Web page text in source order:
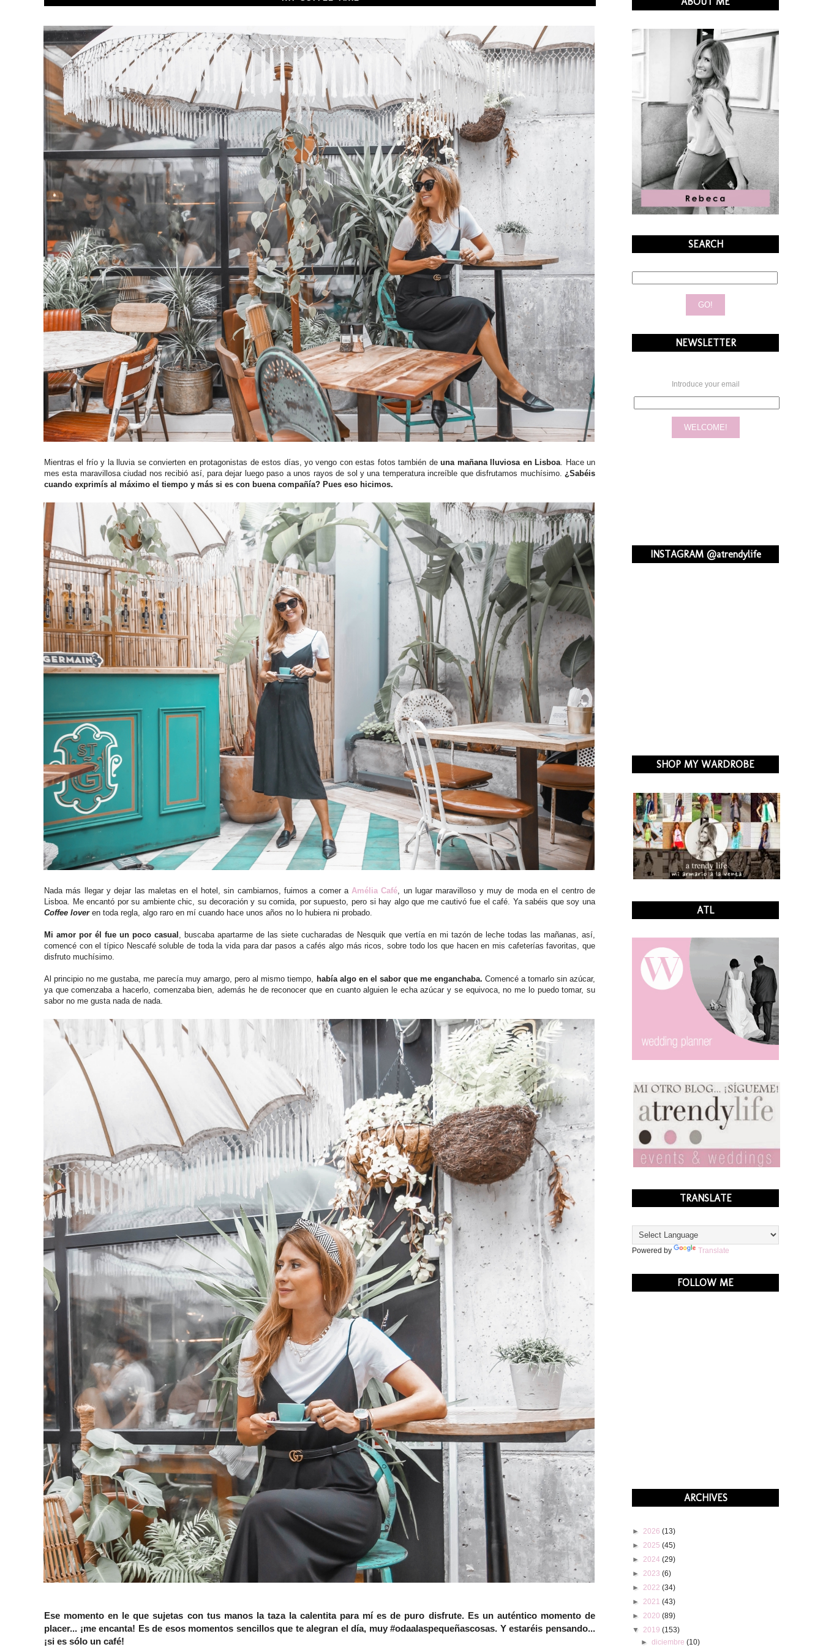
Mientras el frío y la lluvia se convierten en protagonistas de estos días, yo vengo con estas fotos también deuna mañana lluviosa en Lisboa. Hace un
mes esta maravillosa ciudad nos recibió así, para dejar luego paso a unos rayos de sol y una temperatura increíble que disfrutamos muchísimo. ¿Sabéis
cuando exprimís al máximo el tiempo y más si es con buena compañía? Pues eso hicimos.
Nada más llegar y dejar las maletas en el hotel, sin cambiarnos, fuimos a comer aAmélia Café, un lugar maravilloso y muy de moda en el centro de
Lisboa. Me encantó por su ambiente chic, su decoración y su comida, por supuesto, pero si hay algo que me cautivó fue el café. Ya sabéis que soy una
Coffee loveren toda regla, algo raro en mí cuando hace unos años no lo hubiera ni probado.
Mi amor por él fue un poco casual , buscaba apartarme de las siete cucharadas de Nesquik que vertía en mi tazón de leche todas las mañanas, así,
comencé con el típico Nescafé soluble de toda la vida para dar pasos a cafés algo más ricos, sobre todo los que hacen en mis cafeterías favoritas, que
disfruto muchísimo.
Al principio no me gustaba, me parecía muy amargo, pero al mismo tiempo, había algo en el sabor que me enganchaba. Comencé a tomarlo sin azúcar,
ya que comenzaba a hacerlo, comenzaba bien, además he de reconocer que en cuanto alguien le echa azúcar y se equivoca, no me lo puedo tomar, su
sabor no me gusta nada de nada.
Ese momento en le que sujetas con tus manos la taza la calentita para mí es de puro disfrute. Es un auténtico momento de
placer... ¡me encanta! Es de esos momentos sencillos que te alegran el día, muy #odaalaspequeñascosas. Y estaréis pensando...
¡si es sólo un café!
SEARCH
NEWSLETTER
Introduce your email
INSTAGRAM @atrendylife
SHOP MY WARDROBE
ATL
TRANSLATE
Powered by Translate
FOLLOW ME
ARCHIVES
► 2026 (13)
► 2025 (45)
► 2024 (29)
► 2023 (6)
► 2022 (34)
► 2021 (43)
► 2020 (89)
▼ 2019 (153)
►diciembre(10)